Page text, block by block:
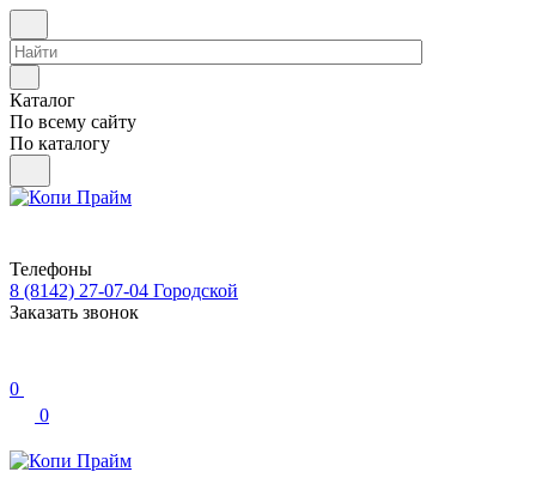
Каталог
По всему сайту
По каталогу
Телефоны
8 (8142) 27-07-04 Городской
Заказать звонок
0
0